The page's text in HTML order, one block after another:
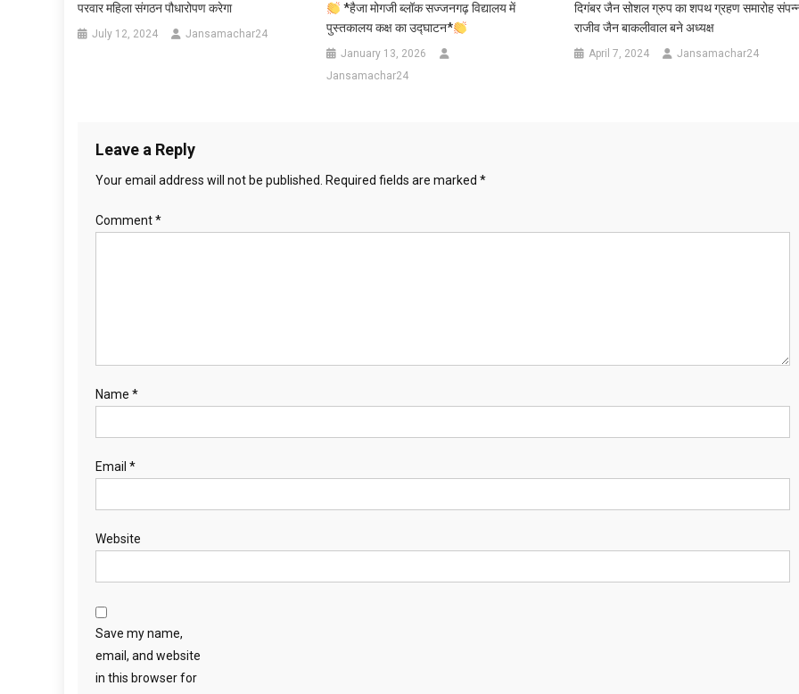
परवार महिला संगठन पौधारोपण करेगा
July 12, 2024 Jansamachar24
*हैजा मोगजी ब्लॉक सज्जनगढ़ विद्यालय में
पुस्तकालय कक्ष का उद्घाटन*
January 13, 2026
Jansamachar24
दिगंबर जैन सोशल ग्रुप का शपथ ग्रहण समारोह
राजीव जैन बाकलीवाल बने अध्यक्ष
April 7, 2024 Jansamachar24
Leave a Reply
Your email address will not be published. Required fields are marked *
Comment*
Name *
Email *
Website
Save my name,
email, and website
in this browser for